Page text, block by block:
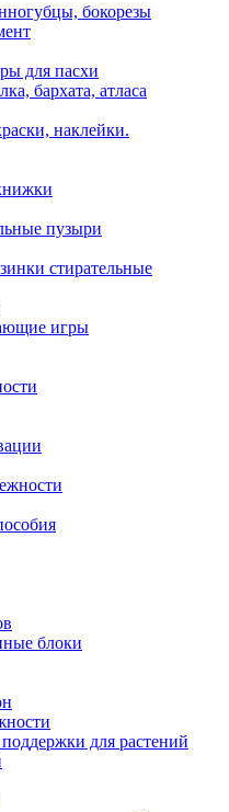
бокорезы
для пасхи
бархата, атласа
наклейки.
пузыри
стирательные
игры
блоки
для растений